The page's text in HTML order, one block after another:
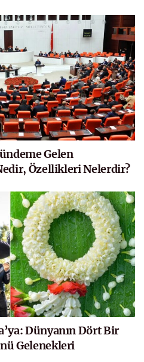
Gelen
Özellikleri Nelerdir?
Dünyanın Dört Bir
Gelenekleri